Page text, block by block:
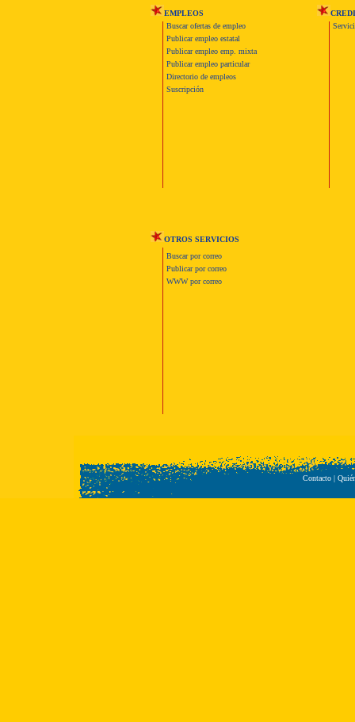
EMPLEOS
Buscar ofertas de empleo
Publicar empleo estatal
Publicar empleo emp. mixta
Publicar empleo particular
Directorio de empleos
Suscripción
OTROS SERVICIOS
Buscar por correo
Publicar por correo
WWW por correo
Contacto|